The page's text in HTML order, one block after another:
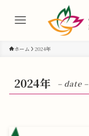
ホーム 2024年
2024年 – date –